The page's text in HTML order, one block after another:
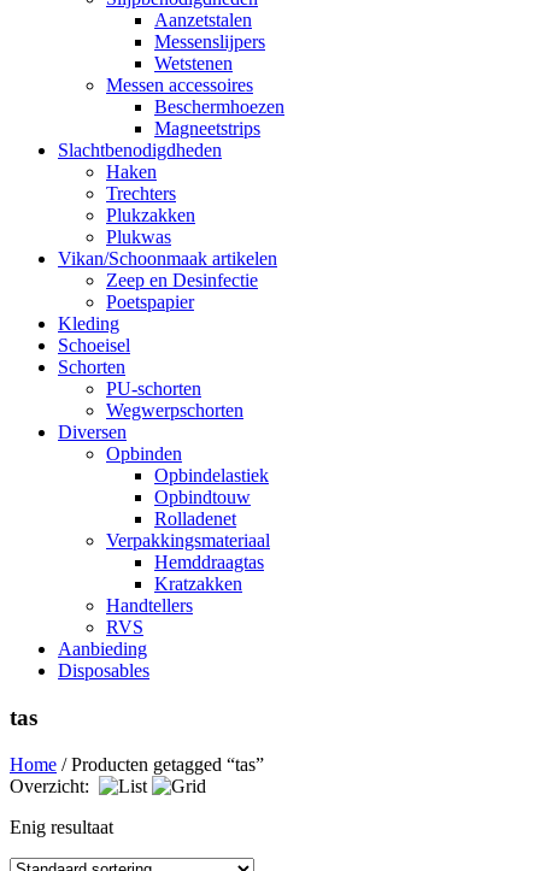
Aanzetstalen
Messenslijpers
Wetstenen
Messen accessoires
Beschermhoezen
Magneetstrips
Slachtbenodigdheden
Haken
Trechters
Plukzakken
Plukwas
Vikan/Schoonmaak artikelen
Zeep en Desinfectie
Poetspapier
Kleding
Schoeisel
Schorten
PU-schorten
Wegwerpschorten
Diversen
Opbinden
Opbindelastiek
Opbindtouw
Rolladenet
Verpakkingsmateriaal
Hemddraagtas
Kratzakken
Handtellers
RVS
Aanbieding
Disposables
tas
Home / Producten getagged “tas”
Overzicht:
Enig resultaat